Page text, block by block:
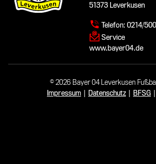
51373 Leverkusen
Telefon: 0214/
Service
www.bayer04.de
© 2026 Bayer 04 Leverkusen
Impressum
Datenschutz BFSG